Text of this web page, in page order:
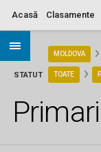
Acasă Clasamente
STATUT
MOLDOVA
TOATE